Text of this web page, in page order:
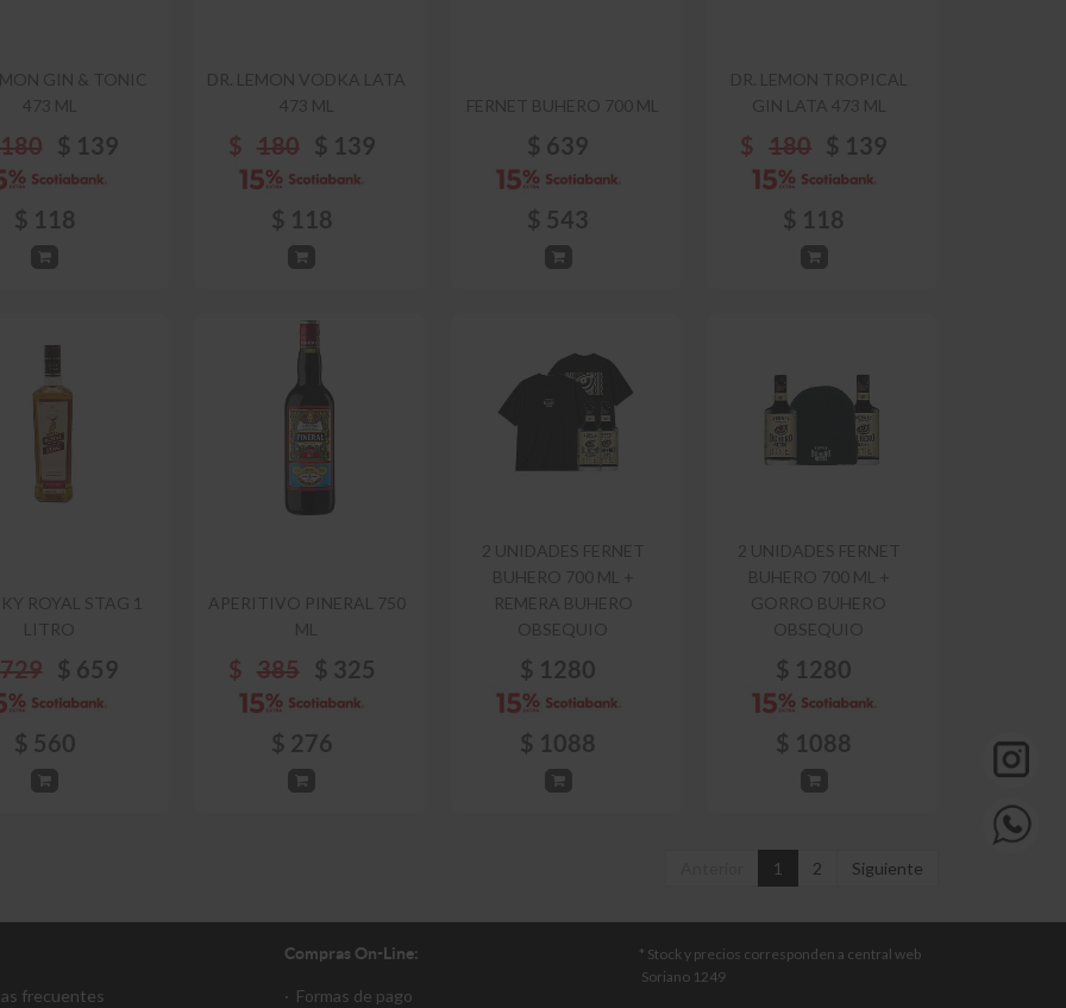
GIN & TONIC
473 ML
180 $ 139
$ 118
DR. LEMON VODKA LATA
473 ML
$ 180 $ 139
$ 118
FERNET BUHERO 700 ML
$ 639
$ 543
DR. LEMON TROPICAL
GIN LATA 473 ML
$ 180 $ 139
$ 118
ROYAL STAG 1
LITRO
729 $ 659
$ 560
APERITIVO PINERAL 750
ML
$ 385 $ 325
$ 276
2 UNIDADES FERNET
BUHERO 700 ML +
REMERA BUHERO
OBSEQUIO
$ 1280
$ 1088
2 UNIDADES FERNET
BUHERO 700 ML +
GORRO BUHERO
OBSEQUIO
$ 1280
$ 1088
1 2 Siguiente
frecuentes
Compras On-Line:
· Formas de pago
* Stock y precios corresponden a central web
Soriano 1249